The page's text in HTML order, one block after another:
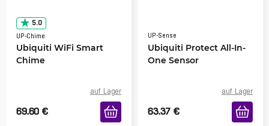
5.0
UP-Chime
Ubiquiti WiFi Smart
Chime
auf Lager
69.60 €
UP-Sense
Ubiquiti Protect All-In-
One Sensor
auf Lager
63.37 €